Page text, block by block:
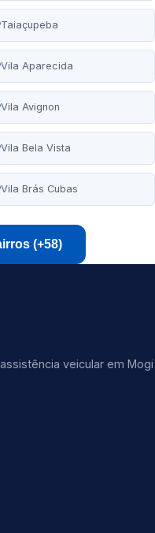
Taiaçupeba
Vila Aparecida
Vila Avignon
Vila Bela Vista
Vila Brás Cubas
(+58)
veicular em Mogi